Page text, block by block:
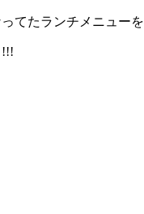
てたランチメニューを